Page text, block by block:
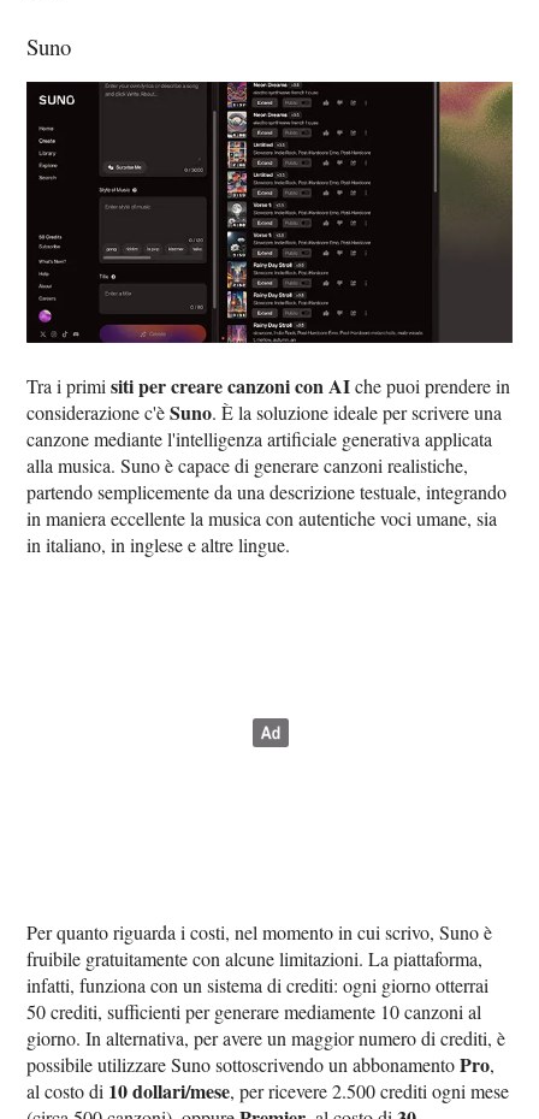
Suno
Tra i primisiti per creare canzoni con AIche puoi prendere in
considerazione c'èSuno. È la soluzione ideale per scrivere una
canzone mediante l'intelligenza artificiale generativa applicata
alla musica. Suno è capace di generare canzoni realistiche,
partendo semplicemente da una descrizione testuale, integrando
in maniera eccellente la musica con autentiche voci umane, sia
in italiano, in inglese e altre lingue.
Per quanto riguarda i costi, nel momento in cui scrivo, Suno è
fruibile gratuitamente con alcune limitazioni. La piattaforma,
infatti, funziona con un sistema di crediti: ogni giorno otterrai
50 crediti, sufficienti per generare mediamente 10 canzoni al
giorno. In alternativa, per avere un maggior numero di crediti, è
possibile utilizzare Suno sottoscrivendo un abbonamentoPro,
al costo di 10 dollari/mese, per ricevere 2.500 crediti ogni mese